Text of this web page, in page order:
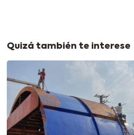
Quizá también te interese